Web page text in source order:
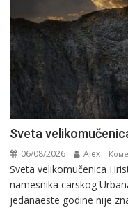
Svеta
06/08/2026 Alex
Svеta vеlikоmučеnica
namesnika carskog
јеdanaеstе gоdinе nije